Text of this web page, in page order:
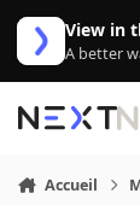
Aller au contenu
View in
A better
Accueil